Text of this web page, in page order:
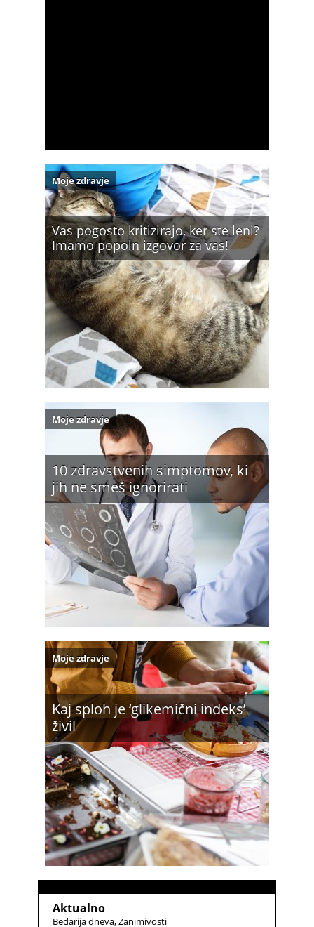
Vas pogosto kritizirajo, ker ste leni?
Imamo popoln izgovor za vas!
Moje zdravje
10 zdravstvenih simptomov, ki
jih ne smeš ignorirati
Moje zdravje
Kaj sploh je ‘glikemični indeks’
živil
Moje zdravje
Aktualno
Bedarija dneva Zanimivosti